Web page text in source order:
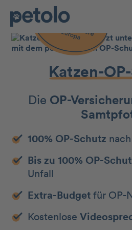
Zum
Katzen-
Die OP-
100% OP-Schutz
Bis zu 100% OP-
Unfall
Extra-Budget für OP-
Kostenlose